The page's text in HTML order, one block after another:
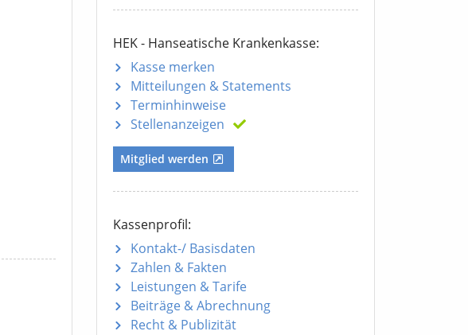
HEK - Hanseatische Krankenkasse:
Kasse merken
Mitteilungen & Statements
Terminhinweise
Stellenanzeigen
Mitglied werden
Kassenprofil:
Kontakt-/ Basisdaten
Zahlen & Fakten
Leistungen & Tarife
Beiträge & Abrechnung
Recht & Publizität